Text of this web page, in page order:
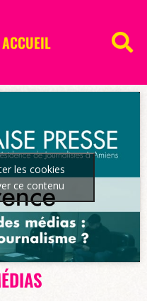
ACCUEIL
les cookies
ce contenu